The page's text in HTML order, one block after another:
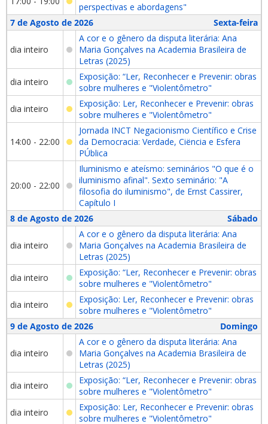
perspectivas e abordagens"
7 de Agosto de 2026
Sexta-feira
dia inteiro
A cor e o gênero da disputa literária: Ana
Maria Gonçalves na Academia Brasileira de
Letras (2025)
dia inteiro
Exposição: “Ler, Reconhecer e Prevenir: obras
sobre mulheres e "Violentômetro"
dia inteiro
Exposição: Ler, Reconhecer e Prevenir: obras
sobre mulheres e "Violentômetro"
14:00 - 22:00
Jornada INCT Negacionismo Científico e Crise
da Democracia: Verdade, Ciëncia e Esfera
PÚblica
20:00 - 22:00
Iluminismo e ateísmo: seminários "O que é o
iluminismo afinal". Sexto seminário: "A
filosofia do iluminismo", de Ernst Cassirer,
Capítulo I
8 de Agosto de 2026
Sábado
dia inteiro
A cor e o gênero da disputa literária: Ana
Maria Gonçalves na Academia Brasileira de
Letras (2025)
dia inteiro
Exposição: “Ler, Reconhecer e Prevenir: obras
sobre mulheres e "Violentômetro"
dia inteiro
Exposição: Ler, Reconhecer e Prevenir: obras
sobre mulheres e "Violentômetro"
9 de Agosto de 2026
Domingo
dia inteiro
A cor e o gênero da disputa literária: Ana
Maria Gonçalves na Academia Brasileira de
Letras (2025)
dia inteiro
Exposição: “Ler, Reconhecer e Prevenir: obras
sobre mulheres e "Violentômetro"
dia inteiro
Exposição: Ler, Reconhecer e Prevenir: obras
sobre mulheres e "Violentômetro"